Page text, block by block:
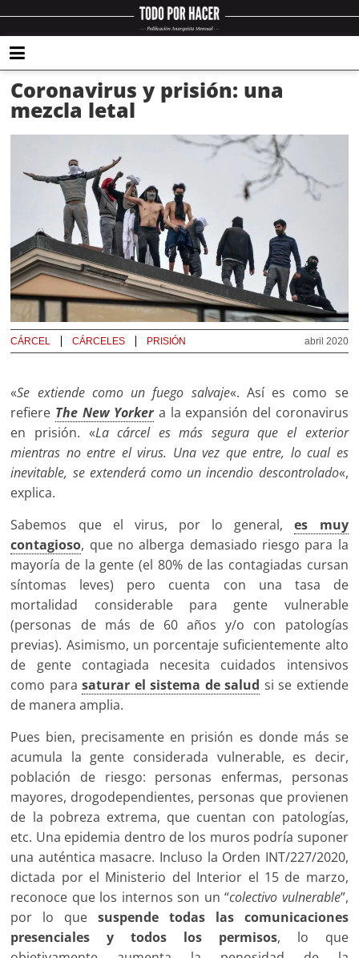
Coronavirus y prisión: una
mezcla letal
abril 2020
CÁRCEL CÁRCELES PRISIÓN
«Se extiende como un fuego salvaje«. Así es como se
refiere The New Yorkera la expansión del coronavirus
en prisión. «La cárcel es más segura que el exterior
mientras no entre el virus. Una vez que entre, lo cual es
inevitable, se extenderá como un incendio descontrolado«,
explica.
Sabemos que el virus, por lo general,es muy
contagioso, que no alberga demasiado riesgo para la
mayoría de la gente (el 80% de las contagiadas cursan
síntomas leves) pero cuenta con una tasa de
mortalidad considerable para gente vulnerable
(personas de más de 60 años y/o con patologías
previas). Asimismo, un porcentaje suficientemente alto
de gente contagiada necesita cuidados intensivos
como parasaturar el sistema de salud si se extiende
de manera amplia.
Pues bien, precisamente en prisión es donde más se
acumula la gente considerada vulnerable, es decir,
población de riesgo: personas enfermas, personas
mayores, drogodependientes, personas que provienen
de la pobreza extrema, que cuentan con patologías,
etc. Una epidemia dentro de los muros podría suponer
una auténtica masacre. Incluso la Orden INT/227/2020,
dictada por el Ministerio del Interior el 15 de marzo,
reconoce que los internos son un “colectivo vulnerable”,
por lo que suspende todas las comunicaciones
presenciales y todos los permisos, lo que